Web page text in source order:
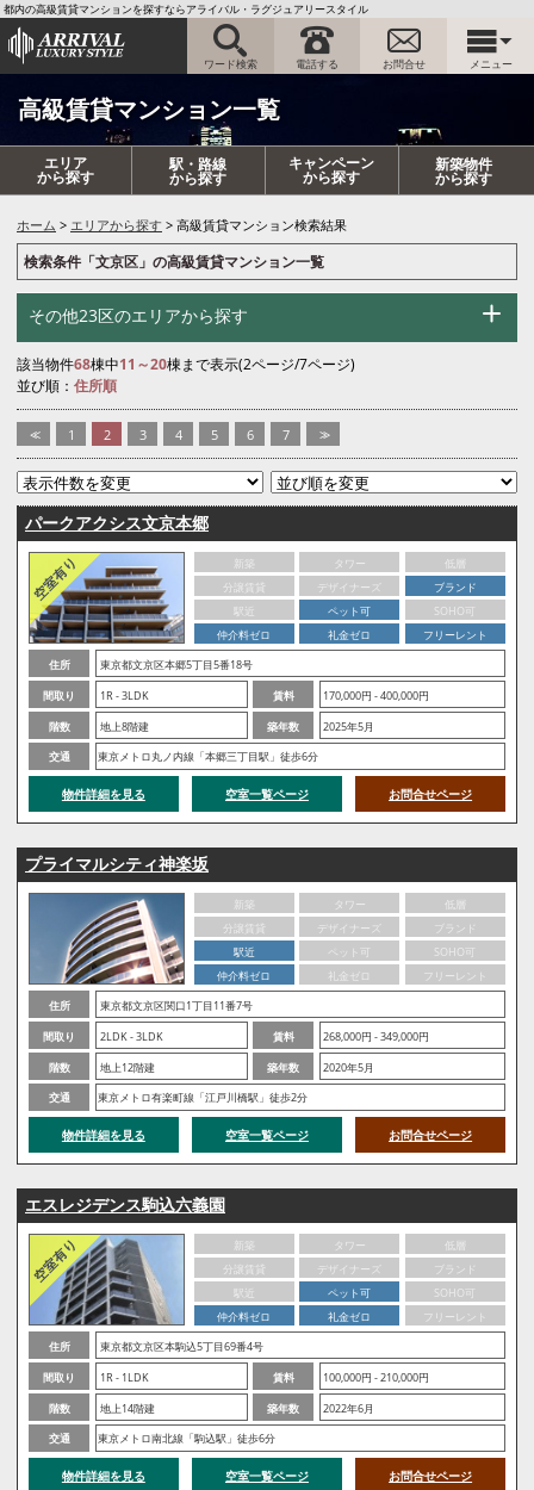
都内の高級賃貸マンションを探すならアライバル・ラグジュアリースタイル
ワード検索 電話する お問合せ メニュー
高級賃貸マンション一覧
エリア
から探す
駅・路線
から探す
キャンペーン
から探す
新築物件
から探す
ホーム エリアから探す 高級賃貸マンション検索結果
検索条件「文京区」の高級賃貸マンション一覧
その他23区のエリアから探す
該当物件68棟中11～20棟まで表示(2ページ/7ページ)
並び順： 住所順
<< 1 2 3 4 5 6 7 >>
パークアクシス文京本郷
新築 タワー
低層
分譲賃貸
デザイナーズ
ブランド
駅近
ペット可
SOHO可
仲介料ゼロ
礼金ゼロ
フリーレント
住所
東京都文京区本郷5丁目5番18号
間取り
1R - 3LDK 賃料
170,000円 - 400,000円
階数
地上8階建 築年数
2025年5月
交通
東京メトロ丸ノ内線「本郷三丁目駅」徒歩6分
物件詳細を見る 空室一覧ページ お問合せページ
プライマルシティ神楽坂
新築 タワー
低層
分譲賃貸
デザイナーズ
ブランド
駅近
ペット可
SOHO可
仲介料ゼロ
礼金ゼロ
フリーレント
住所
東京都文京区関口1丁目11番7号
間取り
2LDK - 3LDK 賃料
268,000円 - 349,000円
階数
地上12階建 築年数
2020年5月
交通
東京メトロ有楽町線「江戸川橋駅」徒歩2分
物件詳細を見る 空室一覧ページ お問合せページ
エスレジデンス駒込六義園
新築 タワー
低層
分譲賃貸
デザイナーズ
ブランド
駅近
ペット可
SOHO可
仲介料ゼロ
礼金ゼロ
フリーレント
住所
東京都文京区本駒込5丁目69番4号
間取り
1R - 1LDK 賃料
100,000円 - 210,000円
階数
地上14階建 築年数
2022年6月
交通
東京メトロ南北線「駒込駅」徒歩6分
物件詳細を見る 空室一覧ページ お問合せページ